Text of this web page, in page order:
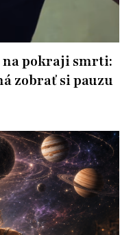
na pokraji smrti:
zobrať si pauzu